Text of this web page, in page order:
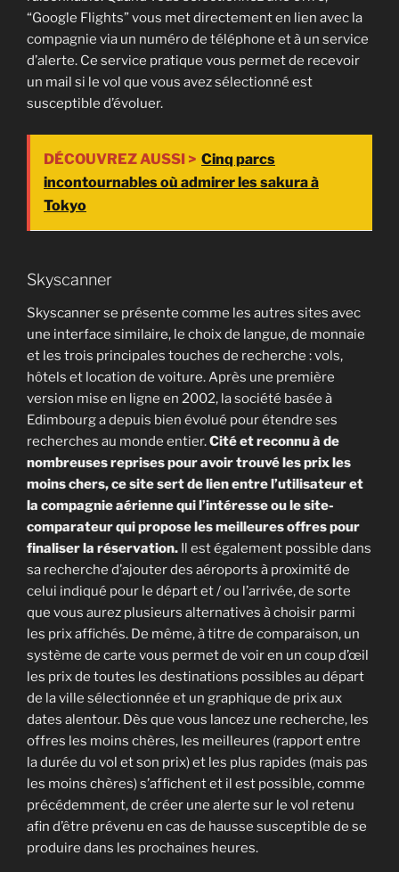
“Google Flights” vous met directement en lien avec la
compagnie via un numéro de téléphone et à un service
d’alerte. Ce service pratique vous permet de recevoir
un mail si le vol que vous avez sélectionné est
susceptible d’évoluer.
DÉCOUVREZ AUSSI > Cinq parcs
incontournables où admirer les sakura à
Tokyo
Skyscanner
Skyscanner se présente comme les autres sites avec
une interface similaire, le choix de langue, de monnaie
et les trois principales touches de recherche : vols,
hôtels et location de voiture. Après une première
version mise en ligne en 2002, la société basée à
Edimbourg a depuis bien évolué pour étendre ses
recherches au monde entier.Cité et reconnu à de
nombreuses reprises pour avoir trouvé les prix les
moins chers, ce site sert de lien entre l’utilisateur et
la compagnie aérienne qui l’intéresse ou le site-
comparateur qui propose les meilleures offres pour
finaliser la réservation. Il est également possible dans
sa recherche d’ajouter des aéroports à proximité de
celui indiqué pour le départ et / ou l’arrivée, de sorte
que vous aurez plusieurs alternatives à choisir parmi
les prix affichés. De même, à titre de comparaison, un
système de carte vous permet de voir en un coup d’œil
les prix de toutes les destinations possibles au départ
de la ville sélectionnée et un graphique de prix aux
dates alentour. Dès que vous lancez une recherche, les
offres les moins chères, les meilleures (rapport entre
la durée du vol et son prix) et les plus rapides (mais pas
les moins chères) s’affichent et il est possible, comme
précédemment, de créer une alerte sur le vol retenu
afin d’être prévenu en cas de hausse susceptible de se
produire dans les prochaines heures.